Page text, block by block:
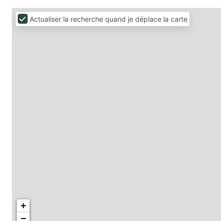
+
−
Actualiser la recherche quand je déplace la carte